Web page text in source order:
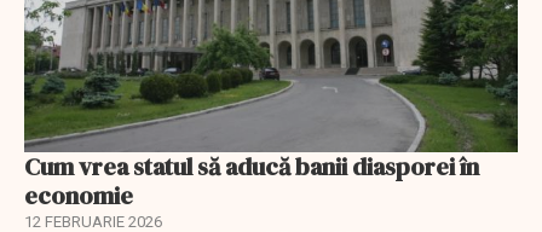
Cum vrea statul să aducă banii diasporei în
economie
12 FEBRUARIE 2026